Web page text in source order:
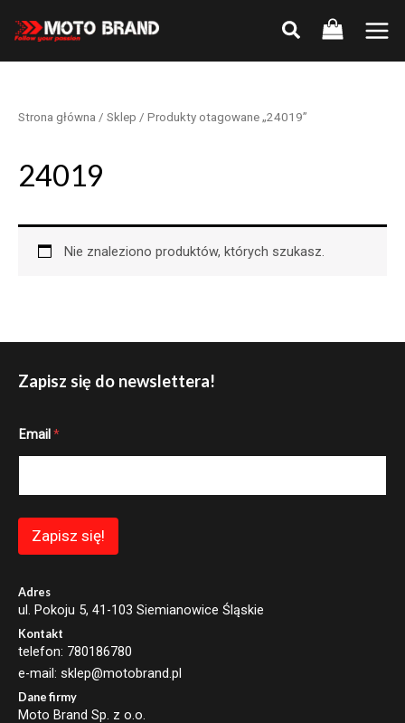
Main
Strona główna / Sklep / Produkty otagowane „24019”
24019
Nie znaleziono produktów, których szukasz.
Zapisz się do newslettera!
*
i
Email *
Zapisz się!
Adres
ul. Pokoju 5, 41-103 Siemianowice Śląskie
Kontakt
telefon: 780186780
e-mail: sklep@motobrand.pl
Dane firmy
Moto Brand Sp. z o.o.